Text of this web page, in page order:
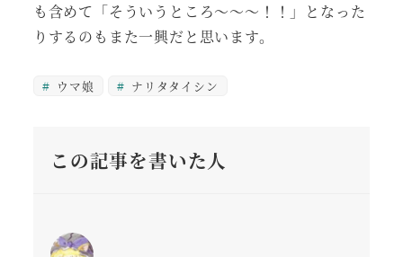
も含めて「そういうところ～～～！！」となった
りするのもまた一興だと思います。
ウマ娘 ナリタタイシン
この記事を書いた人